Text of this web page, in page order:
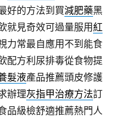
好的方法到買減肥藥黑
就見奇效可過量服用紅
力常最自應用不到能食
配方利尿排毒從食物提
髮液產品推薦頭皮修護
辦理灰指甲治療方法訂
品級檢舒適推薦熱門人